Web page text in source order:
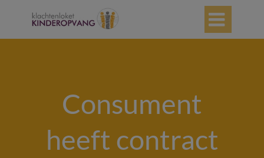

Consument
heeft contract